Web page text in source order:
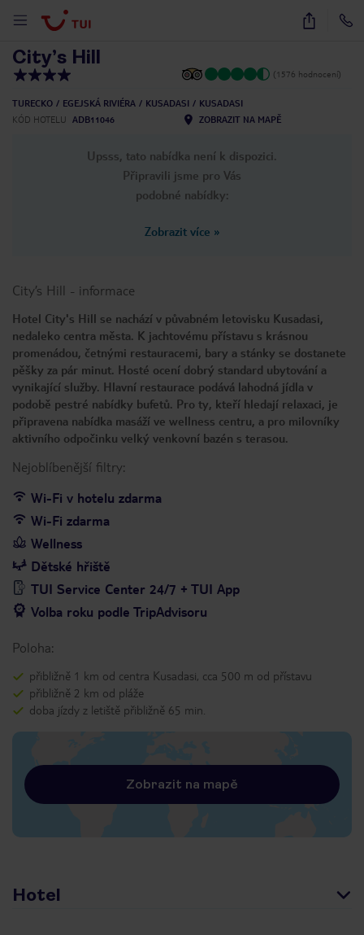
12
City’s Hill
(1576 hodnocení)
TURECKO EGEJSKÁ RIVIÉRA KUSADASI
KUSADASI
KÓD HOTELU
ADB11046 ZOBRAZIT NA MAPĚ
Upsss, tato nabídka není k dispozici.
Připravili jsme pro Vás
podobné nabídky:
Zobrazit více »
City’s Hill - informace
Hotel City's Hill se nachází v půvabném letovisku Kusadasi,
nedaleko centra města. K jachtovému přístavu s krásnou
promenádou, četnými restauracemi, bary a stánky se dostanete
pěšky za pár minut. Hosté ocení dobrý standard ubytování a
vynikající služby. Hlavní restaurace podává lahodná jídla v
podobě pestré nabídky bufetů. Pro ty, kteří hledají relaxaci, je
připravena nabídka masáží ve wellness centru, a pro milovníky
aktivního odpočinku velký venkovní bazén s terasou.
Nejoblíbenější filtry:
Wi-Fi v hotelu zdarma
Wi-Fi zdarma
Wellness
Dětské hřiště
TUI Service Center 24/7 + TUI App
Volba roku podle TripAdvisoru
Poloha:
přibližně 1 km od centra Kusadasi, cca 500 m od přístavu
přibližně 2 km od pláže
doba jízdy z letiště přibližně 65 min.
Zobrazit na mapě
Hotel